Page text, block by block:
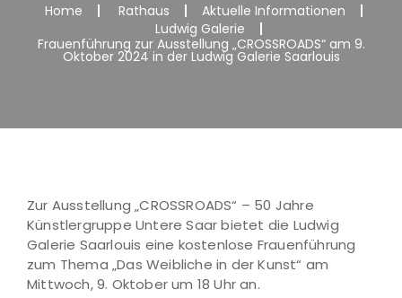
Home Rathaus
Aktuelle Informationen
Ludwig Galerie
Frauenführung zur Ausstellung „CROSSROADS“ am 9.
Oktober 2024 in der Ludwig Galerie Saarlouis
Zur Ausstellung „CROSSROADS“ – 50 Jahre
Künstlergruppe Untere Saar bietet die Ludwig
Galerie Saarlouis eine kostenlose Frauenführung
zum Thema „Das Weibliche in der Kunst“ am
Mittwoch, 9. Oktober um 18 Uhr an.